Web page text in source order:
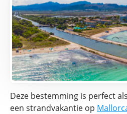
Deze bestemming is perfect
een strandvakantie op